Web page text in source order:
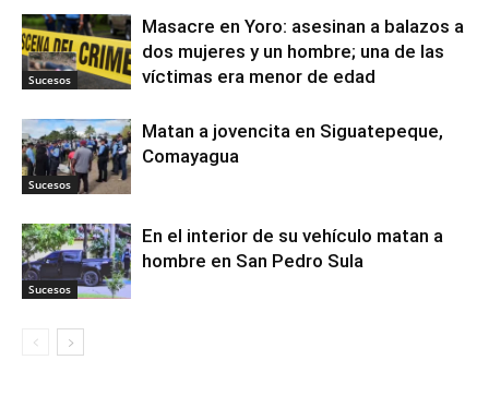
Sucesos
Masacre en Yoro: asesinan a balazos a
dos mujeres y un hombre; una de las
víctimas era menor de edad
Sucesos
Matan a jovencita en Siguatepeque,
Comayagua
Sucesos
En el interior de su vehículo matan a
hombre en San Pedro Sula